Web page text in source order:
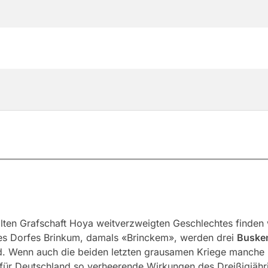
Grafschaft Hoya weitverzweigten Geschlechtes
Dorfes Brinkum, damals «Brinckem», werden drei
auch die beiden letzten grausamen Kriege